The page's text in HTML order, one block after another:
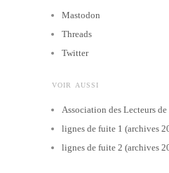
Mastodon
Threads
Twitter
VOIR AUSSI
Association des Lecteurs
lignes de fuite 1 (archives
lignes de fuite 2 (archives